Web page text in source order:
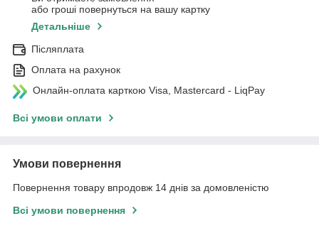
або гроші повернуться на вашу картку
Детальніше
Післяплата
Оплата на рахунок
Онлайн-оплата карткою Visa, Mastercard - LiqPay
Всі умови оплати
Умови повернення
Повернення товару впродовж 14 днів за домовленістю
Всі умови повернення